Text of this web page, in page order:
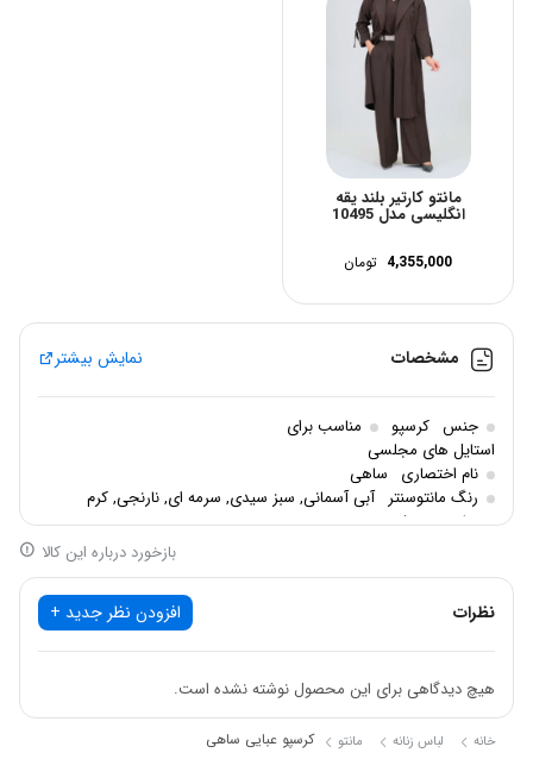
مانتو کارتیر بلند یقه
انگلیسی مدل 10495
4,355,000 تومان
مشخصات نمایش بیشتر
جنس کرسپو
مناسب برای
استایل های مجلسی
نام اختصاری
ساهی
رنگ مانتوسنتر آبی آسمانی, سبز سیدی, سرمه ای, نارنجی, کرم
سایزبندی فری
بازخورد درباره این کالا
نظرات افزودن نظر جدید +
هیچ دیدگاهی برای این محصول نوشته نشده است.
خانه لباس زنانه مانتو کرسپو عبایی ساهی